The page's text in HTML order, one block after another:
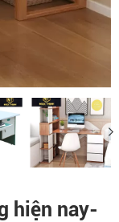
hiện nay-